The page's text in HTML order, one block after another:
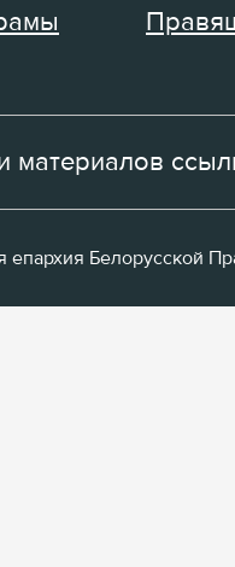
материалов
Белорусской